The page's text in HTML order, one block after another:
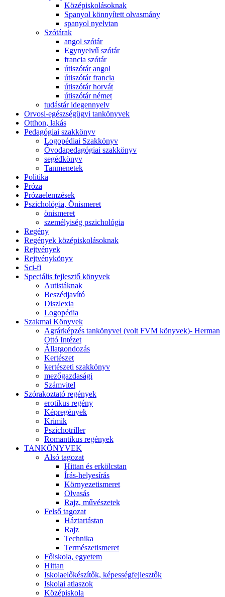
Középiskolásoknak
Spanyol könnyített olvasmány
spanyol nyelvtan
Szótárak
angol szótár
Egynyelvű szótár
francia szótár
útiszótár angol
útiszótár francia
útiszótár horvát
útiszótár német
tudástár idegennyelv
Orvosi-egészségügyi tankönyvek
Otthon, lakás
Pedagógiai szakkönyv
Logopédiai Szakkönyv
Óvodapedagógiai szakkönyv
segédkönyv
Tanmenetek
Politika
Próza
Prózaelemzések
Pszichológia, Önismeret
önismeret
személyiség pszichológia
Regény
Regények középiskolásoknak
Rejtvények
Rejtvénykönyv
Sci-fi
Speciális fejlesztő könyvek
Autistáknak
Beszédjavító
Diszlexia
Logopédia
Szakmai Könyvek
Agrárképzés tankönyvei (volt FVM könyvek)- Herman
Ottó Intézet
Állatgondozás
Kertészet
kertészeti szakkönyv
mezőgazdasági
Számvitel
Szórakoztató regények
erotikus regény
Képregények
Krimik
Pszichotriller
Romantikus regények
TANKÖNYVEK
Alsó tagozat
Hittan és erkölcstan
Írás-helyesírás
Környezetismeret
Olvasás
Rajz, művészetek
Felső tagozat
Háztartástan
Rajz
Technika
Természetismeret
Főiskola, egyetem
Hittan
Iskolaelőkészítők, képességfejlesztők
Iskolai atlaszok
Középiskola